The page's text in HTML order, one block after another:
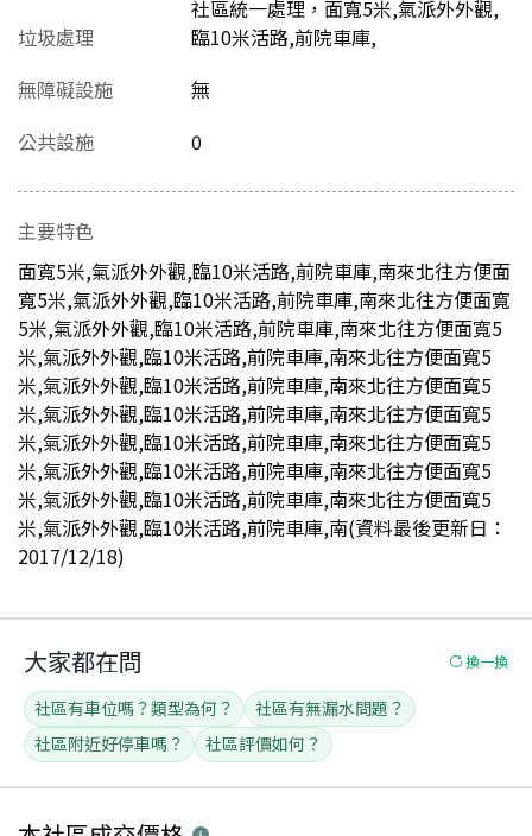
垃圾處理
社區統一處理，面寬5米,氣派外外觀,
臨10米活路,前院車庫,
無障礙設施
無
公共設施
0
主要特色
面寬5米,氣派外外觀,臨10米活路,前院車庫,南來北往方便面
寬5米,氣派外外觀,臨10米活路,前院車庫,南來北往方便面寬
5米,氣派外外觀,臨10米活路,前院車庫,南來北往方便面寬5
米,氣派外外觀,臨10米活路,前院車庫,南來北往方便面寬5
米,氣派外外觀,臨10米活路,前院車庫,南來北往方便面寬5
米,氣派外外觀,臨10米活路,前院車庫,南來北往方便面寬5
米,氣派外外觀,臨10米活路,前院車庫,南來北往方便面寬5
米,氣派外外觀,臨10米活路,前院車庫,南來北往方便面寬5
米,氣派外外觀,臨10米活路,前院車庫,南來北往方便面寬5
米,氣派外外觀,臨10米活路,前院車庫,南(資料最後更新日：
2017/12/18)
大家都在問 換一換
社區有車位嗎？類型為何？
社區有無漏水問題？
社區附近好停車嗎？
社區評價如何？